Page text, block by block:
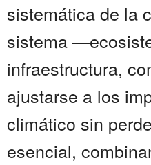
sistemática de la
sistema
infraestructura,
ajustarse a los
climático sin
esencial,